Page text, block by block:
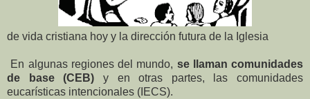
de vida cristiana hoy y la dirección futura de la Iglesia
En algunas regiones del mundo, se llaman comunidades
de base (CEB) y en otras partes, las comunidades
eucarísticas intencionales (IECS).